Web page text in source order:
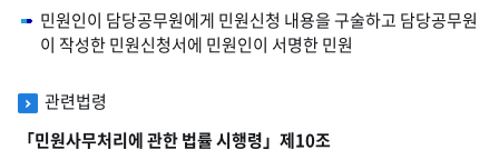
민원인이 담당공무원에게 민원신청 내용을 구술하고 담당공무원
이 작성한 민원신청서에 민원인이 서명한 민원
관련법령
「민원사무처리에 관한 법률 시행령」제10조